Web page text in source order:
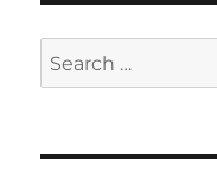
Search
for: